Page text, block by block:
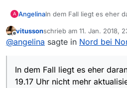
A AngelinaIn dem Fall liegt es eher
anderer Stelle -
https://
Offline
vitussonschrieb am 11. Jan. 2018,
zuletzt editiert von
@angelina sagte in Nord bei
In dem Fall liegt es eher
19.17 Uhr nicht mehr